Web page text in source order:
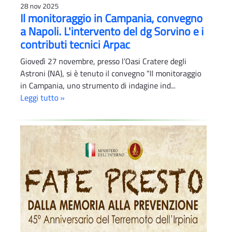
28 nov 2025
Il monitoraggio in Campania, convegno
a Napoli. L'intervento del dg Sorvino e i
contributi tecnici Arpac
Giovedì 27 novembre, presso l’Oasi Cratere degli
Astroni (NA), si è tenuto il convegno “Il monitoraggio
in Campania, uno strumento di indagine ind...
Leggi tutto »